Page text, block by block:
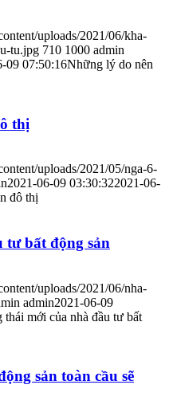
uploads/2021/06/kha-
tu.jpg 710 1000 admin
09 07:50:16Những lý do nên
thị
uploads/2021/05/nga-6-
2021-06-09 03:30:322021-06-
đô thị
bất động sản
uploads/2021/06/nha-
admin2021-06-09
mới của nhà đầu tư bất
sản toàn cầu sẽ